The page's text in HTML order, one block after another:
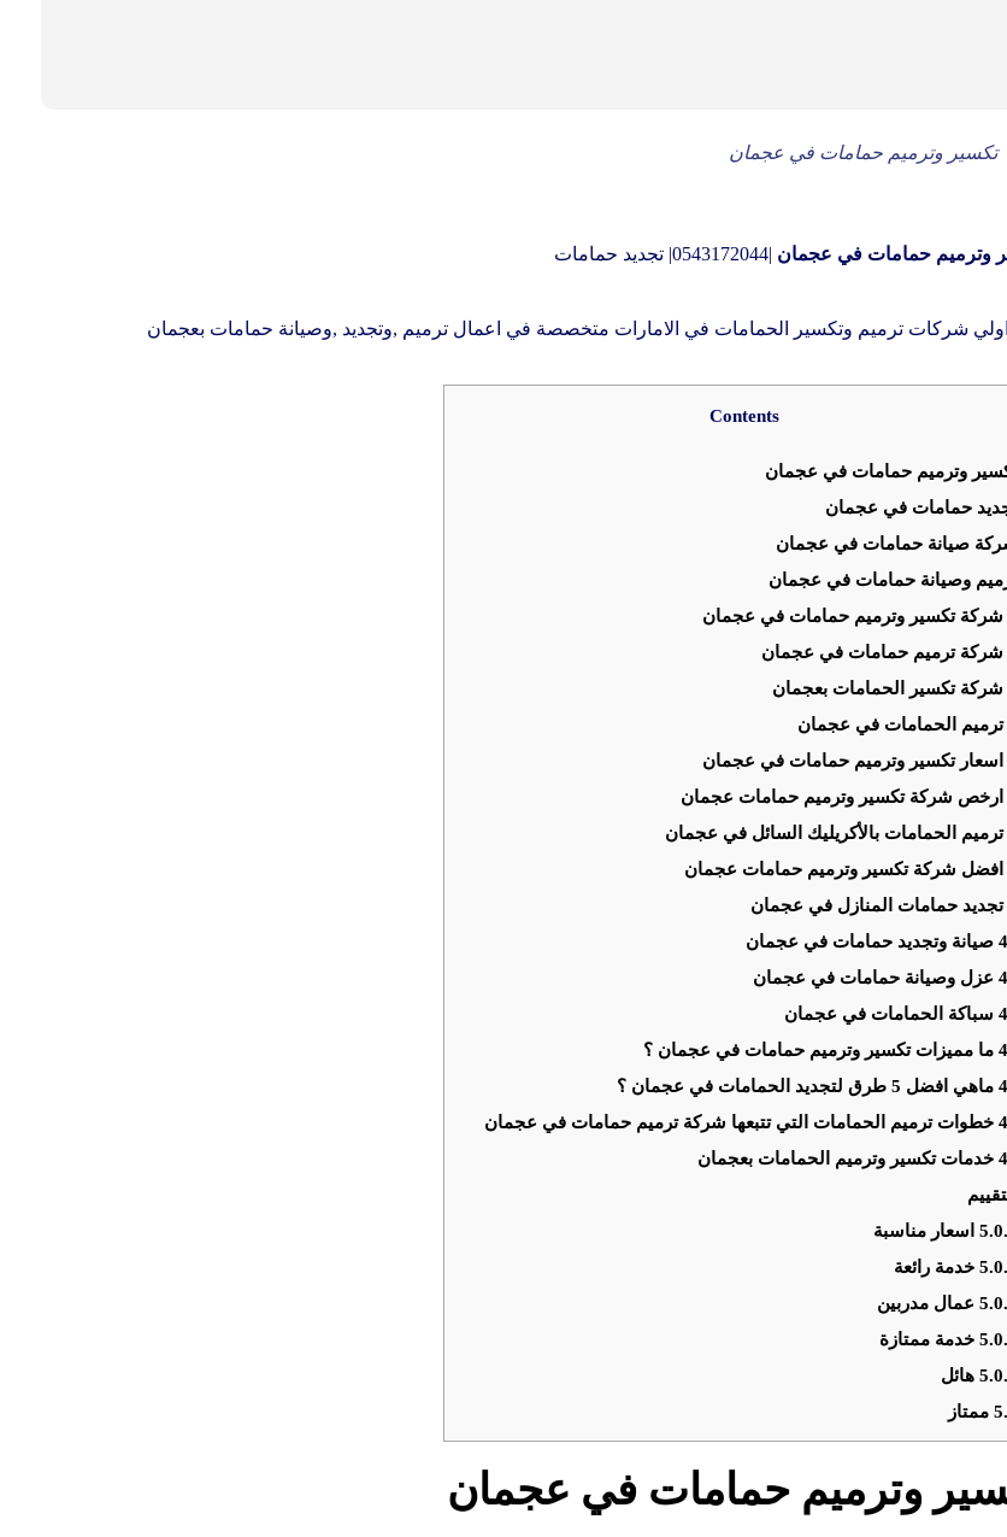
تكسير وترميم حمامات في عجمان
وترميم حمامات في عجمان |0543172044| تجديد حمامات
شركات ترميم وتكسير الحمامات في الامارات متخصصة في اعمال ترميم ,وتجديد ,وصيانة حمامات بعجمان
Contents
وترميم حمامات في عجمان
حمامات في عجمان
صيانة حمامات في عجمان
وصيانة حمامات في عجمان
شركة تكسير وترميم حمامات في عجمان
شركة ترميم حمامات في عجمان
شركة تكسير الحمامات بعجمان
ترميم الحمامات في عجمان
اسعار تكسير وترميم حمامات في عجمان
ارخص شركة تكسير وترميم حمامات عجمان
ترميم الحمامات بالأكريليك السائل في عجمان
افضل شركة تكسير وترميم حمامات عجمان
تجديد حمامات المنازل في عجمان
صيانة وتجديد حمامات في عجمان
عزل وصيانة حمامات في عجمان
سباكة الحمامات في عجمان
ما مميزات تكسير وترميم حمامات في عجمان ؟
ماهي افضل 5 طرق لتجديد الحمامات في عجمان ؟
خطوات ترميم الحمامات التي تتبعها شركة ترميم حمامات في عجمان
خدمات تكسير وترميم الحمامات بعجمان
اسعار مناسبة
خدمة رائعة
عمال مدربين
خدمة ممتازة
هائل
ممتاز
وترميم حمامات في عجمان